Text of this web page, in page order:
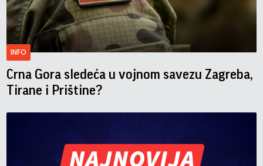
INFO
Crna Gora sledeća u vojnom savezu Zagreba,
Tirane i Prištine?